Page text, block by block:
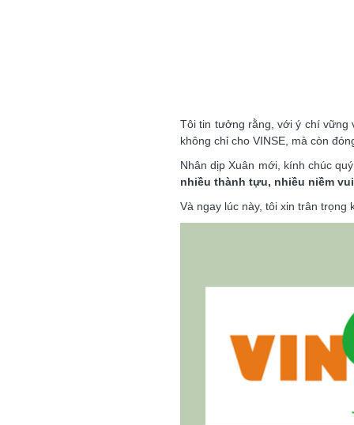
Tôi tin tưởng rằng, với ý chí vững
không chỉ cho VINSE, mà còn
Nhân dịp Xuân mới, kính chúc
nhiều thành tựu, nhiều niềm vui
Và ngay lúc này, tôi xin trân